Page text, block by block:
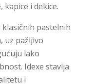
kapice i dekice.
pastelnih
uz pažljivo
lako
Idexe stavlja
i